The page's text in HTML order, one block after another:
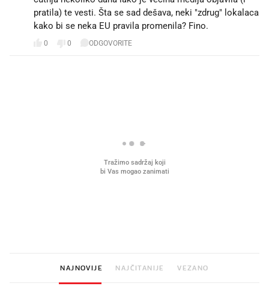
pratila) te vesti. Šta se sad dešava, neki "zdrug" lokalaca
kako bi se neka EU pravila promenila? Fino.
0 0 ODGOVORITE
NAJNOVIJE NAJČITANIJE VEZANO